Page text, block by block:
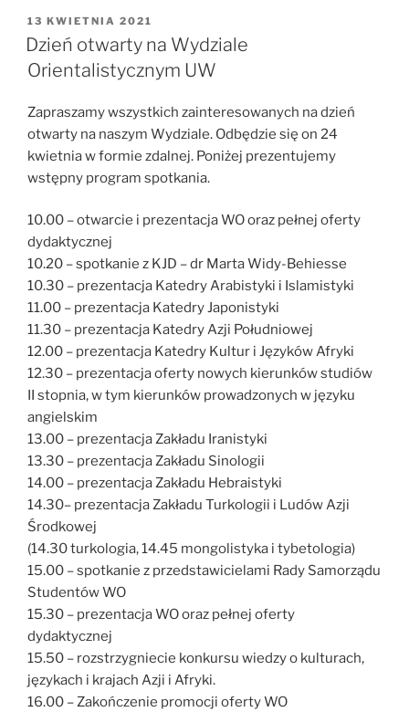
OPUBLIKOWANE
W
13 KWIETNIA 2021
Dzień otwarty na Wydziale
Orientalistycznym UW
Zapraszamy wszystkich zainteresowanych na dzień
otwarty na naszym Wydziale. Odbędzie się on 24
kwietnia w formie zdalnej. Poniżej prezentujemy
wstępny program spotkania.
10.00 – otwarcie i prezentacja WO oraz pełnej oferty
dydaktycznej
10.20 – spotkanie z KJD – dr Marta Widy-Behiesse
10.30 – prezentacja Katedry Arabistyki i Islamistyki
11.00 – prezentacja Katedry Japonistyki
11.30 – prezentacja Katedry Azji Południowej
12.00 – prezentacja Katedry Kultur i Języków Afryki
12.30 – prezentacja oferty nowych kierunków studiów
II stopnia, w tym kierunków prowadzonych w języku
angielskim
13.00 – prezentacja Zakładu Iranistyki
13.30 – prezentacja Zakładu Sinologii
14.00 – prezentacja Zakładu Hebraistyki
14.30– prezentacja Zakładu Turkologii i Ludów Azji
Środkowej
(14.30 turkologia, 14.45 mongolistyka i tybetologia)
15.00 – spotkanie z przedstawicielami Rady Samorządu
Studentów WO
15.30 – prezentacja WO oraz pełnej oferty
dydaktycznej
15.50 – rozstrzygniecie konkursu wiedzy o kulturach,
językach i krajach Azji i Afryki.
16.00 – Zakończenie promocji oferty WO